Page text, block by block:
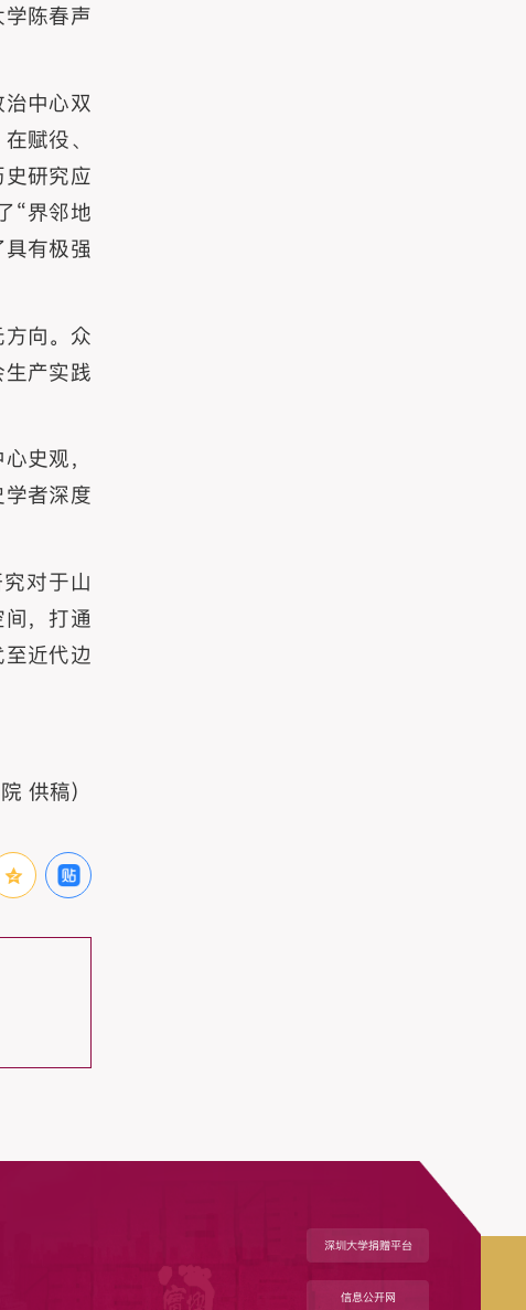
陈春声
中心双
赋役、
研究应
“界邻地
有极强
向。众
产实践
史观，
者深度
对于山
，打通
近代边
供稿）
深圳大学捐赠平台
信息公开网